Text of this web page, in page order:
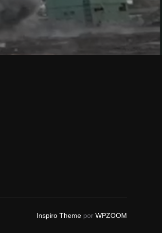
Inspiro Theme por WPZOOM